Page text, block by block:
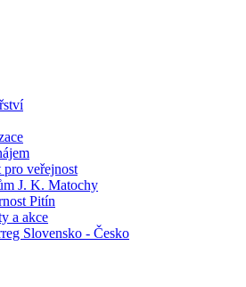
veřejnost
J. K. Matochy
Pitín
a akce
Slovensko - Česko